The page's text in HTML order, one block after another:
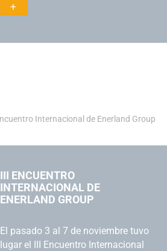
+
III ENCUENTRO
INTERNACIONAL DE
ENERLAND GROUP
El pasado 3 al 7 de noviembre tuvo
lugar el III Encuentro Internacional